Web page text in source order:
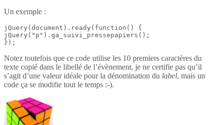
Un exemple :
jQuery(document).ready(function() {
jQuery("p").ga_suivi_pressepapiers();
});
Notez toutefois que ce code utilise les 10 premiers caractères du
texte copié dans le libellé de l’évènement, je ne certifie pas qu’il
s’agit d’une valeur idéale pour la dénomination du label, mais un
code ça se modifie tout le temps :-).